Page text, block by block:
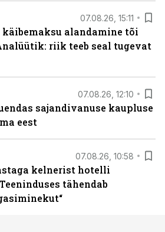
07.08.26, 15:11
alandamine tõi
riik teeb seal tugevat
07.08.26, 12:10
sajandivanuse kaupluse
eest
07.08.26, 10:58
kelnerist hotelli
tähendab